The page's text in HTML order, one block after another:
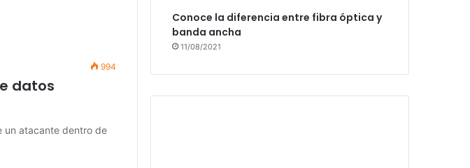
994
datos
un atacante dentro de
Conoce la diferencia entre fibra óptica y
banda ancha
11/08/2021